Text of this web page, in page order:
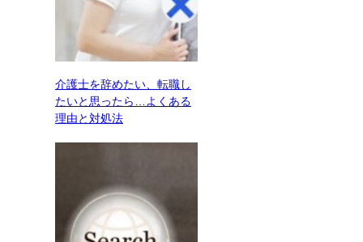
介護士を辞めたい、転職し
たいと思ったら…よくある
理由と対処法